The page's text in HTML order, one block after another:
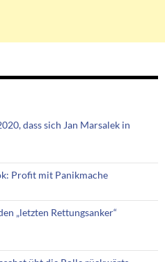
dass sich Jan Marsalek in
Profit mit Panikmache
„letzten Rettungsanker“